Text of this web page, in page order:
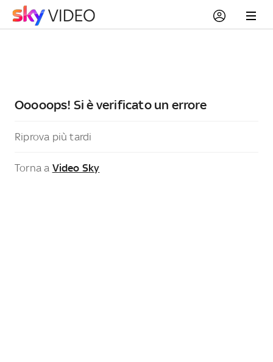
Ooooops! Si è verificato un errore
Riprova più tardi
Torna a Video Sky